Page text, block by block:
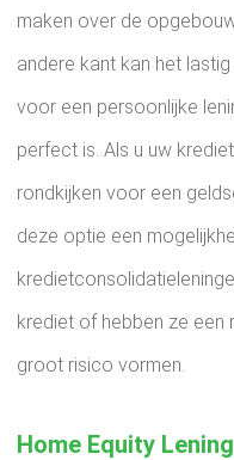
maken over de
andere kant kan het
voor een persoonlijke
perfect is. Als u uw
rondkijken voor een
deze optie een
krediet of hebben ze een
groot risico vormen.
Home Equity Lening